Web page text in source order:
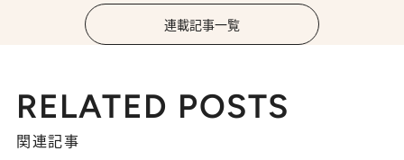
連載記事一覧
RELATED POSTS
関連記事